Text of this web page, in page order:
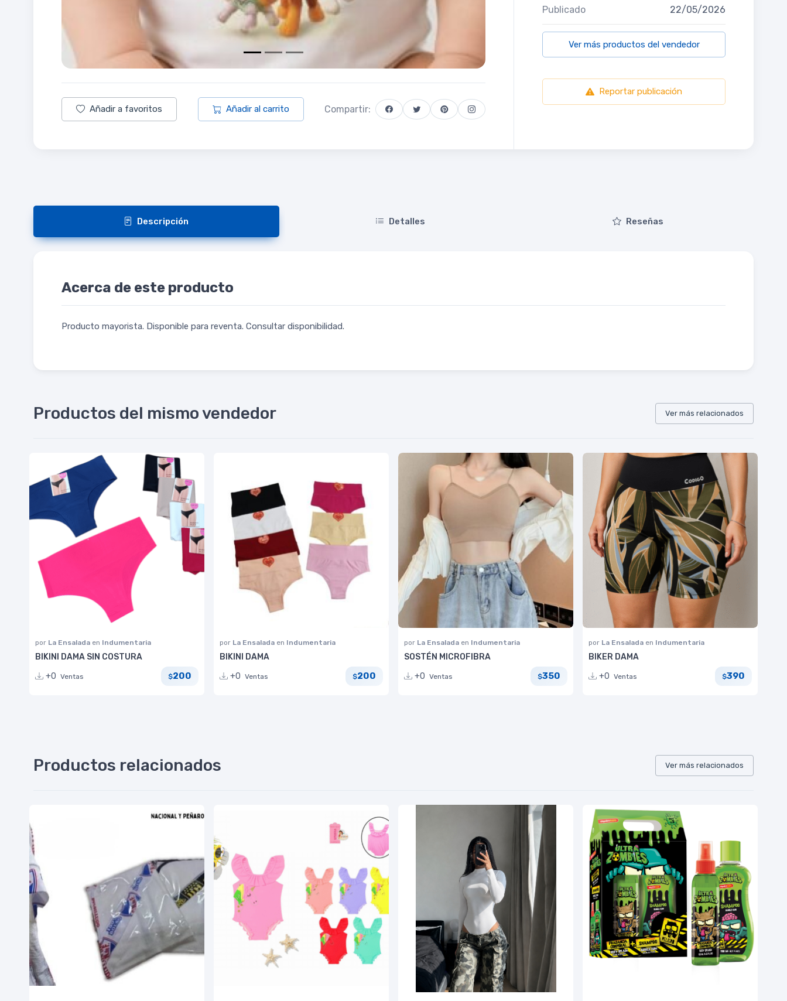
Añadir a favoritos Añadir al carrito Compartir:
Publicado 22/05/2026
Ver más productos del vendedor
Reportar publicación
Descripción Detalles Reseñas
Acerca de este producto
Producto mayorista. Disponible para reventa. Consultar disponibilidad.
Productos del mismo vendedor Ver más relacionados
por La Ensalada en Indumentaria
BIKINI DAMA SIN COSTURA
+0 Ventas $200
por La Ensalada en Indumentaria
BIKINI DAMA
+0 Ventas $200
por La Ensalada en Indumentaria
SOSTÉN MICROFIBRA
+0 Ventas $350
por La Ensalada en Indumentaria
BIKER DAMA
+0 Ventas $390
Productos relacionados Ver más relacionados